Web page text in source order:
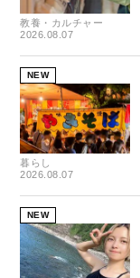
教養・カルチャー
2026.08.07
NEW
暮らし
2026.08.07
NEW